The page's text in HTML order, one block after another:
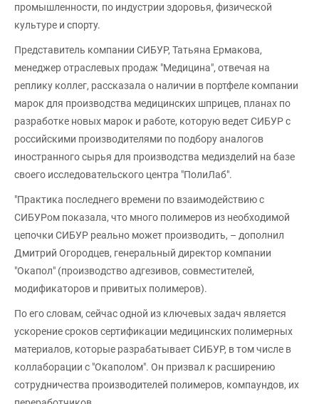
промышленности, по индустрии здоровья, физической
культуре и спорту.
Представитель компании СИБУР, Татьяна Ермакова,
менеджер отраслевых продаж "Медицина", отвечая на
реплику коллег, рассказала о наличии в портфеле компании
марок для производства медицинских шприцев, планах по
разработке новых марок и работе, которую ведет СИБУР с
российскими производителями по подбору аналогов
иностранного сырья для производства медизделий на базе
своего исследовательского центра "ПолиЛаб".
"Практика последнего времени по взаимодействию с
СИБУРом показала, что много полимеров из необходимой
цепочки СИБУР реально может производить, – дополнил
Дмитрий Огородцев, генеральный директор компании
"Окапол" (производство адгезивов, совместителей,
модификаторов и привитых полимеров).
По его словам, сейчас одной из ключевых задач является
ускорение сроков сертификации медицинских полимерных
материалов, которые разрабатывает СИБУР, в том числе в
коллаборации с "Окаполом". Он призвал к расширению
сотрудничества производителей полимеров, компаундов, их